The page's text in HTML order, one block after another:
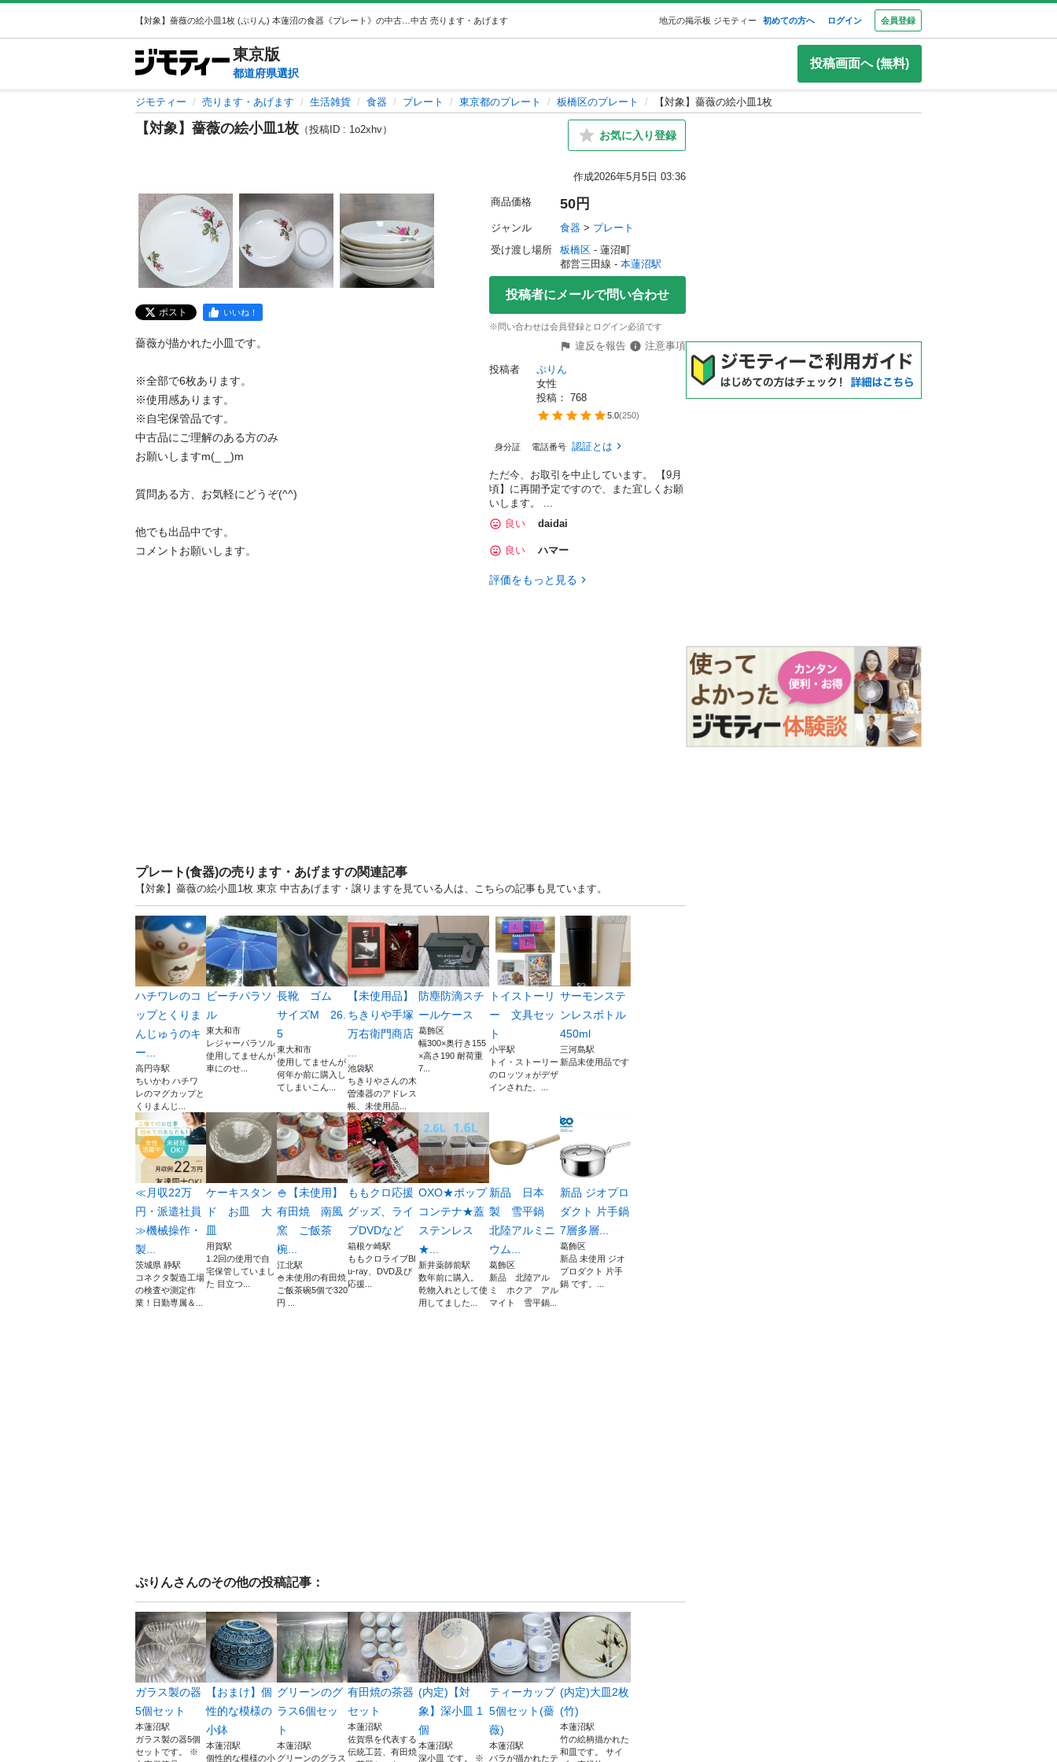
中古 売ります・あげます 地元の掲示板 ジモティー 初めての方へ ログイン 会員登録
東京版
都道府県選択
投稿画面へ (無料)
ジモティー 売ります・あげます 生活雑貨 食器 プレート 東京都のプレート 板橋区のプレート 【対象】薔薇の絵小皿1枚
【対象】薔薇の絵小皿1枚 （投稿ID : 1o2xhv） お気に入り登録
作成2026年5月5日 03:36
ポスト いいね！
薔薇が描かれた小皿です。
※全部で6枚あります。
※使用感あります。
※自宅保管品です。
中古品にご理解のある方のみ
お願いしますm(_ _)m
質問ある方、お気軽にどうぞ(^^)
他でも出品中です。
コメントお願いします。
商品価格 50円
ジャンル 食器 > プレート
受け渡し場所
板橋区 - 蓮沼町
都営三田線 - 本蓮沼駅
投稿者にメールで問い合わせ
※問い合わせは会員登録とログイン必須です
違反を報告
注意事項
投稿者
ぷりん
女性
投稿： 768
5.0(250)
身分証 電話番号 認証とは
ただ今、お取引を中止しています。 【9月
頃】に再開予定ですので、また宜しくお願
いします。 ...
良い
daidai
良い ハマー
評価をもっと見る
プレート(食器)の売ります・あげますの関連記事
【対象】薔薇の絵小皿1枚 東京 中古あげます・譲りますを見ている人は、こちらの記事も見ています。
ハチワレのコ
ップとくりま
んじゅうのキ
ー...
高円寺駅
ちいかわ ハチワ
レのマグカップと
くりまんじ...
ビーチパラソ
ル
東大和市
レジャーパラソル
使用してませんが
車にのせ...
長靴 ゴム
サイズM 26.
5
東大和市
使用してませんが
何年か前に購入し
てしまいこん...
【未使用品】
ちきりや手塚
万右衛門商店
池袋駅
ちきりやさんの木
曽漆器のアドレス
帳、未使用品...
防塵防滴スチ
ールケース
葛飾区
幅300×奥行き155
×高さ190 耐荷重
7...
トイストーリ
ー 文具セッ
ト
小平駅
トイ・ストーリー
のロッツォがデザ
インされた、...
サーモンステ
ンレスボトル
450ml
三河島駅
新品未使用品です
≪月収22万
円・派遣社員
≫機械操作・
製...
茨城県 静駅
コネクタ製造工場
の検査や測定作
業！日勤専属＆...
ケーキスタン
ド お皿 大
皿
用賀駅
1.2回の使用で自
宅保管していまし
た 目立つ...
🍚【未使用】
有田焼 南風
窯 ご飯茶
椀...
江北駅
🍚未使用の有田焼
ご飯茶碗5個で320
円 ...
ももクロ応援
グッズ、ライ
ブDVDなど
箱根ケ崎駅
ももクロライブBl
u-ray、DVD及び
応援...
OXO★ポップ
コンテナ★蓋
ステンレス
★...
新井薬師前駅
数年前に購入。
乾物入れとして使
用してました...
新品 日本
製 雪平鍋
北陸アルミニ
ウム...
葛飾区
新品 北陸アル
ミ ホクア アル
マイト 雪平鍋...
新品 ジオプロ
ダクト 片手鍋
7層多層...
葛飾区
新品 未使用 ジオ
プロダクト 片手
鍋 です。...
ぷりんさんのその他の投稿記事：
ガラス製の器
5個セット
本蓮沼駅
ガラス製の器5個
セットです。 ※
【おまけ】個
性的な模様の
小鉢
本蓮沼駅
個性的な模様の小
グリーンのグ
ラス6個セッ
ト
本蓮沼駅
グリーンのグラス
有田焼の茶器
セット
本蓮沼駅
佐賀県を代表する
伝統工芸、有田焼
(内定)【対
象】深小皿 1
個
本蓮沼駅
深小皿 です。 ※
ティーカップ
5個セット(薔
薇)
本蓮沼駅
バラが描かれたテ
(内定)大皿2枚
(竹)
本蓮沼駅
竹の絵柄描かれた
和皿です。 サイ